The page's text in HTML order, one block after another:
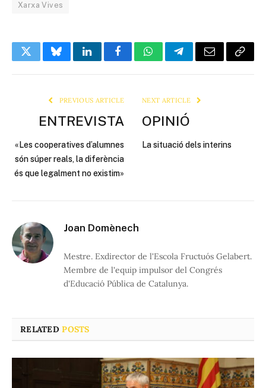
Xarxa Vives
TwitterBlueskyLinkedInFacebookWhatsAppTelegramEmail Copy
PREVIOUS ARTICLE
ENTREVISTA
«Les cooperatives d’alumnes
són súper reals, la diferència
és que legalment no existim»
NEXT ARTICLE
OPINIÓ
La situació dels interins
Joan Domènech
Mestre. Exdirector de l'Escola Fructuós Gelabert.
Membre de l'equip impulsor del Congrés
d'Educació Pública de Catalunya.
RELATEDPOSTS